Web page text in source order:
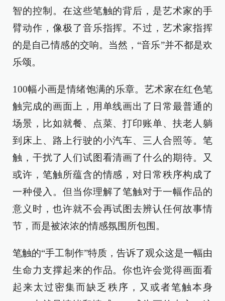
智的控制。在这些笔触的背后，是艺术家的手
臂动作，像极了音乐指挥。不过，艺术家指挥
的是自己情感的交响。当然，“音乐”并不都是欢
乐颂。
100幅小画是情绪饱满的乐章。艺术家在红色笔
触完成的画面上，用单线画出了日常最普通的
场景，比如就餐、点菜、打印账单、扶老人躺
到床上、路上行驶的小汽车、三人合照等。笔
触，干扰了人们试图看清画了什么的期待。又
或许，笔触所蕴含的情感，对日常秩序构成了
一种侵入。但当你理解了笔触对于一幅作品的
意义时，也许就不会再试图去辨认任何故事情
节，而是被浓浓的情感氛围所包围。
笔触的“手工制作”特质，告诉了观众这是一幅由
生命力支撑起来的作品。你也许会觉得画面看
起来太过密集而缺乏秩序，又或者笔触本身